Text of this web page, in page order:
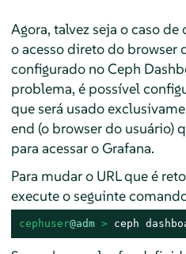
Agora, talvez seja o caso
o acesso direto do browser
configurado no Ceph
problema, é possível
que será usado
end (o browser do usuário)
para acessar o Grafana.
Para mudar o URL que é
execute o seguinte
cephuser@adm > ceph